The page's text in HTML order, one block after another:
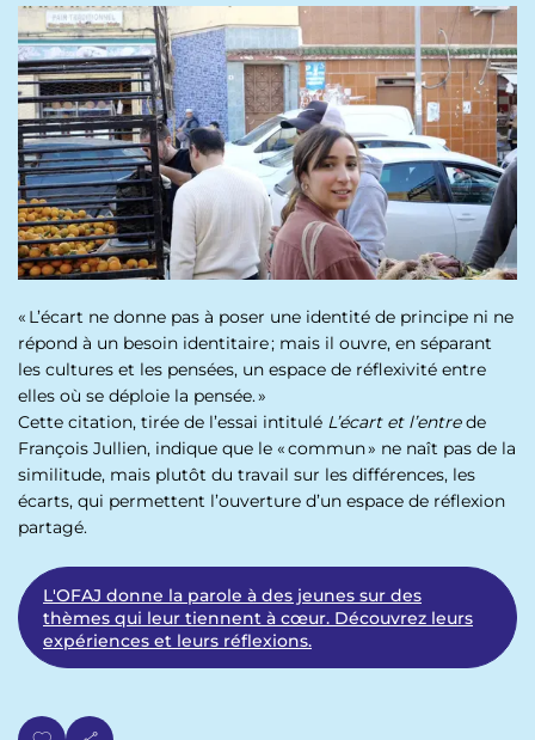
e
n
u
« L’écart ne donne pas à poser une identité de principe ni ne
répond à un besoin identitaire ; mais il ouvre, en séparant
les cultures et les pensées, un espace de réflexivité entre
elles où se déploie la pensée. »
Cette citation, tirée de l’essai intitulé L’écart et l’entrede
François Jullien, indique que le « commun » ne naît pas de la
similitude, mais plutôt du travail sur les différences, les
écarts, qui permettent l’ouverture d’un espace de réflexion
partagé.
L'OFAJ donne la parole à des jeunes sur des
thèmes qui leur tiennent à cœur. Découvrez leurs
expériences et leurs réflexions.